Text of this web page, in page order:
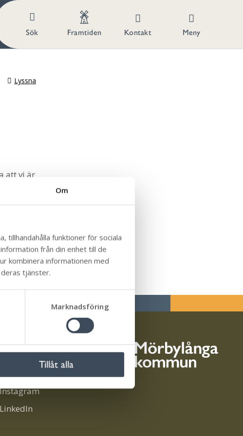
Om
tillhandahålla funktioner för sociala
från din enhet till de
kombinera informationen med
deras tjänster.
Marknadsföring
Tillåt alla
Sök Framtiden Kontakt Meny
Lyssna
att vi är
oss i sociala medier
LinkedIn